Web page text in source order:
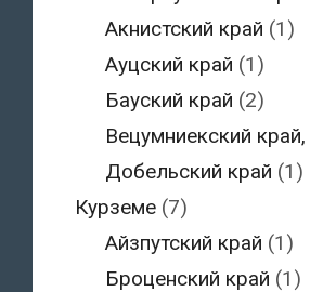
Акнистский край (1)
Ауцский край (1)
Бауский край (2)
Вецумниекский край,
Добельский край (1)
Курземе(7)
Айзпутский край (1)
Броценский край (1)